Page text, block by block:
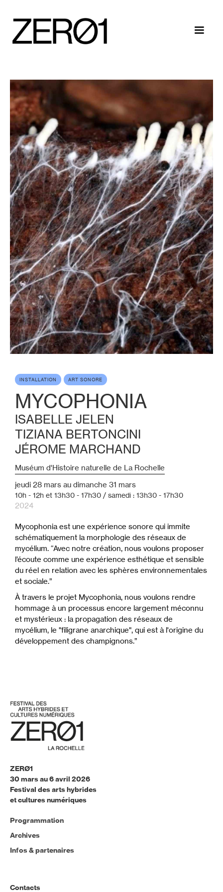
INSTALLATION ART SONORE
MYCOPHONIA
ISABELLE JELEN
TIZIANA BERTONCINI
JÉROME MARCHAND
Muséum d'Histoire naturelle de La Rochelle
jeudi 28 mars au dimanche 31 mars
10h - 12h et 13h30 - 17h30 / samedi : 13h30 - 17h30
2024
Mycophonia est une expérience sonore qui immite
schématiquement la morphologie des réseaux de
mycélium. “Avec notre création, nous voulons proposer
l’écoute comme une expérience esthétique et sensible
du réel en relation avec les sphères environnementales
et sociale.”
À travers le projet Mycophonia, nous voulons rendre
hommage à un processus encore largement méconnu
et mystérieux : la propagation des réseaux de
mycélium, le "filigrane anarchique", qui est à l'origine du
développement des champignons.”
ZERØ1
30 mars au 6 avril 2026
Festival des arts hybrides
et cultures numériques
Programmation
Archives
Infos & partenaires
Contacts